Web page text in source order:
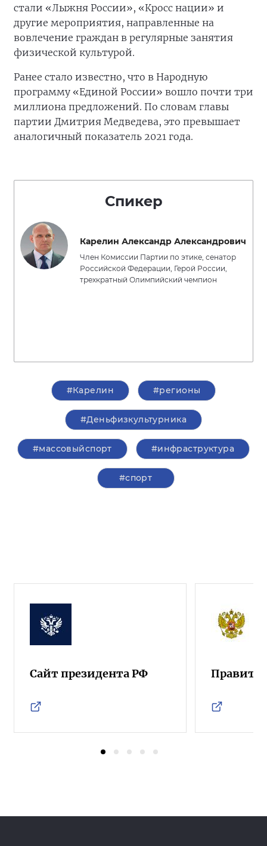
стали «Лыжня России», «Кросс нации» и
другие мероприятия, направленные на
вовлечение граждан в регулярные занятия
физической культурой.
Ранее стало известно, что в Народную
программу «Единой России» вошло почти три
миллиона предложений. По словам главы
партии Дмитрия Медведева, это превышает
аналогичный показатель 2021 года.
Спикер
Карелин Александр Александрович
Член Комиссии Партии по этике, сенатор
Российской Федерации, Герой России,
трехкратный Олимпийский чемпион
#Карелин #регионы
#Деньфизкультурника
#массовыйспорт #инфраструктура
#спорт
Сайт президента РФ